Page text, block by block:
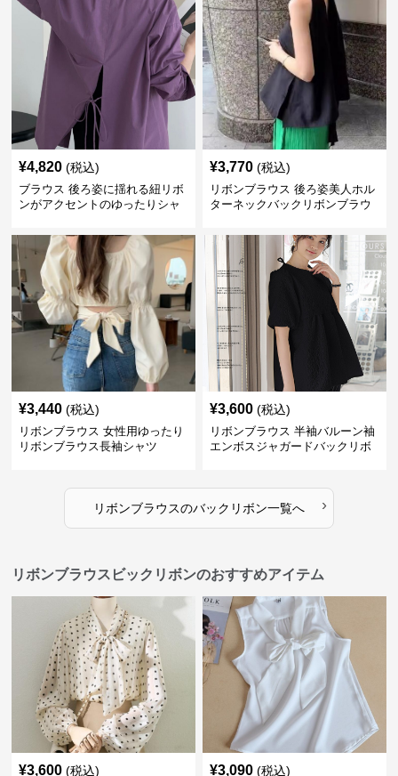
¥4,820 (税込)
ブラウス 後ろ姿に揺れる紐リボ
ンがアクセントのゆったりシャ
¥3,770 (税込)
リボンブラウス 後ろ姿美人ホル
ターネックバックリボンブラウ
¥3,440 (税込)
リボンブラウス 女性用ゆったり
リボンブラウス長袖シャツ
¥3,600 (税込)
リボンブラウス 半袖バルーン袖
エンボスジャガードバックリボ
リボンブラウスのバックリボン一覧へ ›
リボンブラウスビックリボンのおすすめアイテム
¥3,600 (税込) ¥3,090 (税込)